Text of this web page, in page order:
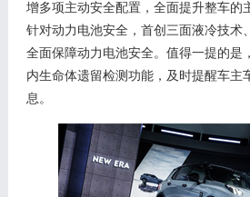
增多项主动安全配置， 全面提升整车的
针对动力电池安全， 首创三面液冷技术
全面保障动力电池安全。值得一提的是
内生命体遗留检测功能，及时提醒车主
息。